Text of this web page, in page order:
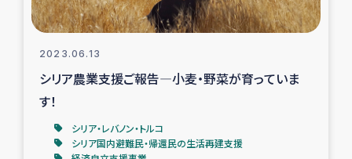
2023.06.13
シリア農業支援ご報告―小麦・野菜が育っていま
す！
シリア・レバノン・トルコ
シリア国内避難民・帰還民の生活再建支援